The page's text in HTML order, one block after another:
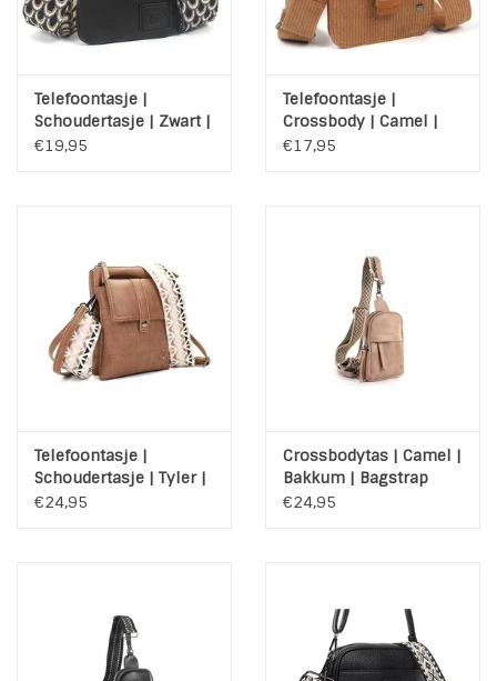
Telefoontasje |
Schoudertasje | Zwart |
Marken | Kleurrijke
€19,95
Telefoontasje |
Crossbody | Camel |
Manchester | Rib
€17,95
Telefoontasje |
Schoudertasje | Tyler |
Camel | Bagstrap
€24,95
Crossbodytas | Camel |
Bakkum | Bagstrap
€24,95